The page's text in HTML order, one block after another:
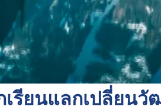
เรียนแลกเปลี่ยนวั